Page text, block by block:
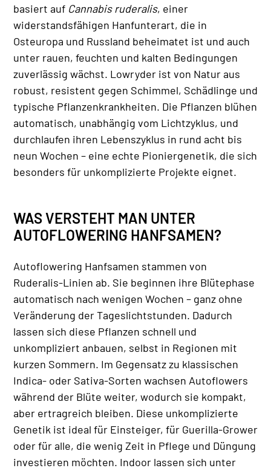
basiert auf Cannabis ruderalis, einer
widerstandsfähigen Hanfunterart, die in
Osteuropa und Russland beheimatet ist und auch
unter rauen, feuchten und kalten Bedingungen
zuverlässig wächst. Lowryder ist von Natur aus
robust, resistent gegen Schimmel, Schädlinge und
typische Pflanzenkrankheiten. Die Pflanzen blühen
automatisch, unabhängig vom Lichtzyklus, und
durchlaufen ihren Lebenszyklus in rund acht bis
neun Wochen – eine echte Pioniergenetik, die sich
besonders für unkomplizierte Projekte eignet.
WAS VERSTEHT MAN UNTER
AUTOFLOWERING HANFSAMEN?
Autoflowering Hanfsamen stammen von
Ruderalis-Linien ab. Sie beginnen ihre Blütephase
automatisch nach wenigen Wochen – ganz ohne
Veränderung der Tageslichtstunden. Dadurch
lassen sich diese Pflanzen schnell und
unkompliziert anbauen, selbst in Regionen mit
kurzen Sommern. Im Gegensatz zu klassischen
Indica- oder Sativa-Sorten wachsen Autoflowers
während der Blüte weiter, wodurch sie kompakt,
aber ertragreich bleiben. Diese unkomplizierte
Genetik ist ideal für Einsteiger, für Guerilla-Grower
oder für alle, die wenig Zeit in Pflege und Düngung
investieren möchten. Indoor lassen sich unter